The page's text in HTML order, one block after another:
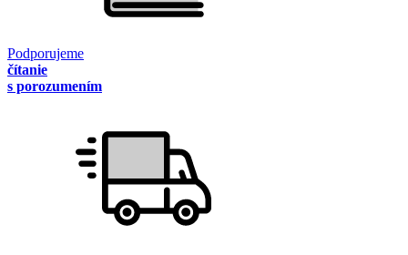
Podporujeme
čítanie
s porozumením